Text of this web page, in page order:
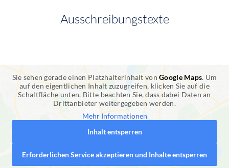
Ausschreibungstexte
Sie sehen gerade einen Platzhalterinhalt vonGoogle Maps. Um
auf den eigentlichen Inhalt zuzugreifen, klicken Sie auf die
Schaltfläche unten. Bitte beachten Sie, dass dabei Daten an
Drittanbieter weitergegeben werden.
Mehr Informationen
Inhalt entsperren
Erforderlichen Service akzeptieren und Inhalte entsperren